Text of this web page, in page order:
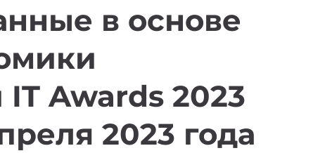
в основе
Awards 2023
2023 года